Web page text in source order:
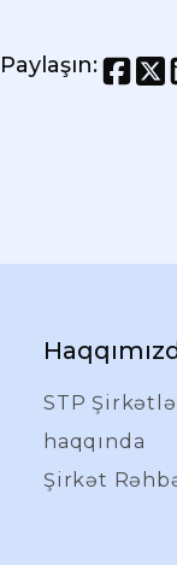
Paylaşın:
STP
haqqında
Şirkət